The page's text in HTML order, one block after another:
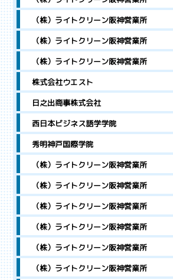
（株）ライトクリーン阪神営業所
（株）ライトクリーン阪神営業所
（株）ライトクリーン阪神営業所
株式会社ウエスト
日之出商事株式会社
西日本ビジネス語学学院
秀明神戸国際学院
（株）ライトクリーン阪神営業所
（株）ライトクリーン阪神営業所
（株）ライトクリーン阪神営業所
（株）ライトクリーン阪神営業所
（株）ライトクリーン阪神営業所
（株）ライトクリーン阪神営業所